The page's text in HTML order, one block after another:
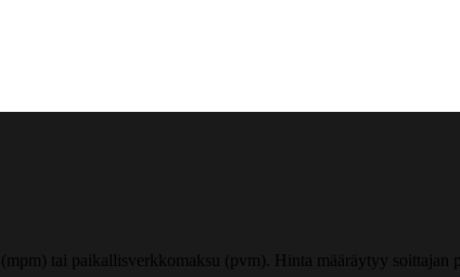
tai paikallisverkkomaksu (pvm). Hinta määräytyy soittajan